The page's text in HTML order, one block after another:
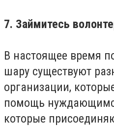
7. Займитесь
В настоящее время
шару существуют
организации,
помощь
которые